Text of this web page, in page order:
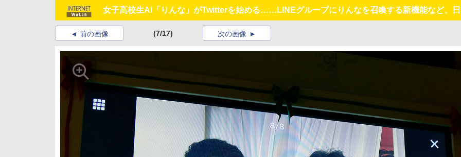
女子高校生AI「りんな」がTwitterを始める……LINEグループにりんなを召喚する新機能など、
前の画像 (7/17) 次の画像